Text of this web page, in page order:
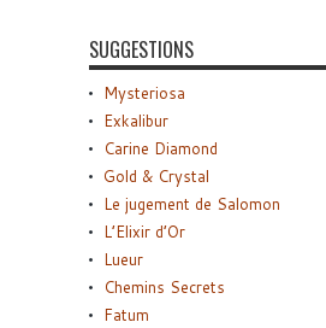
SUGGESTIONS
Mysteriosa
Exkalibur
Carine Diamond
Gold & Crystal
Le jugement de Salomon
L’Elixir d’Or
Lueur
Chemins Secrets
Fatum